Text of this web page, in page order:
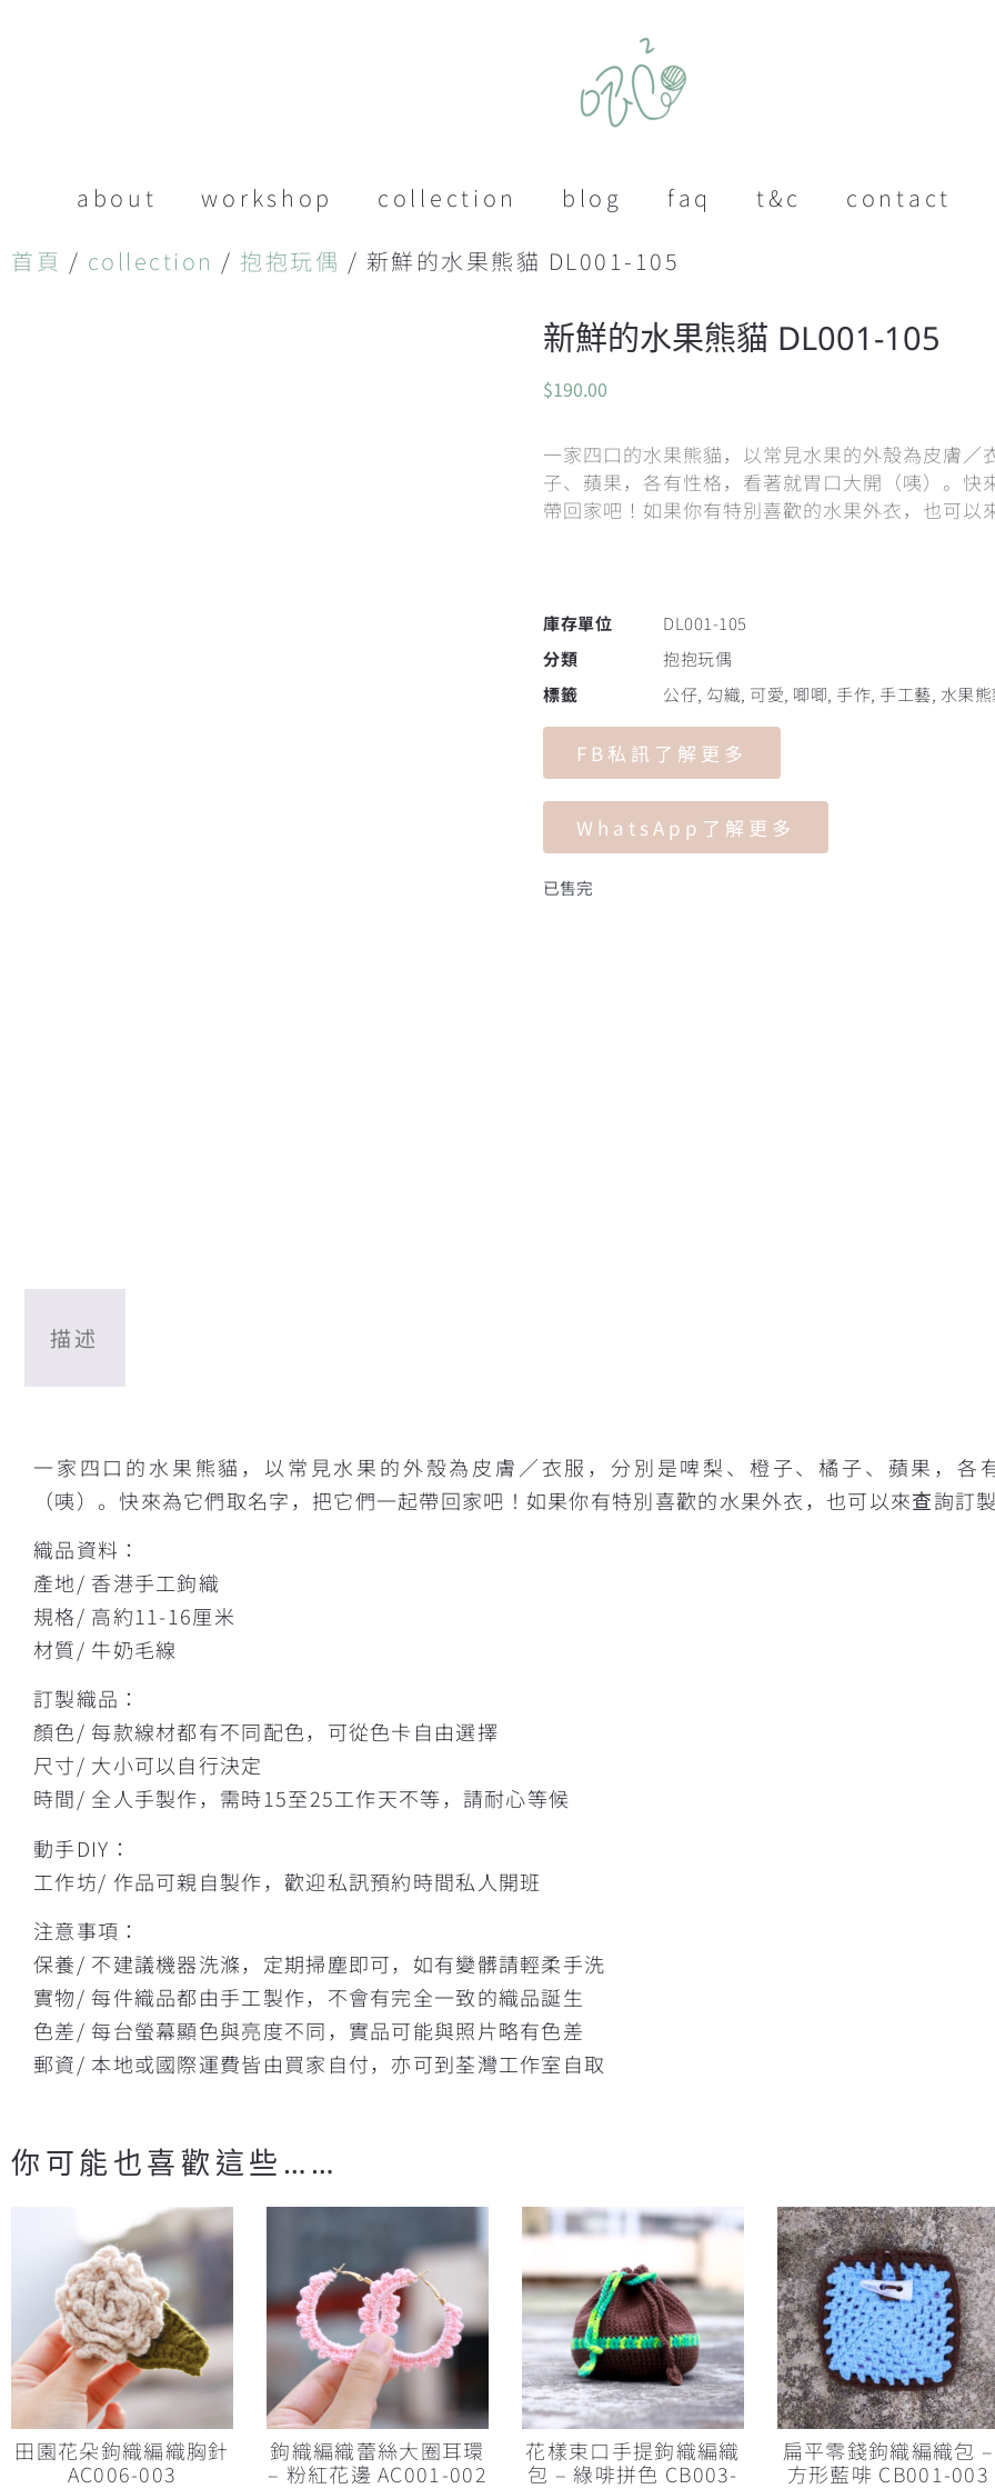
about workshop collection blog faq t&c
contact
首頁 / collection / 抱抱玩偶 / 新鮮的水果熊貓 DL001-105
新鮮的水果熊貓 DL001-105
$190.00
一家四口的水果熊貓，以常見水果的外殼為皮膚／
子、蘋果，各有性格，看著就胃口大開（咦）。快
帶回家吧！如果你有特別喜歡的水果外衣，也可以
庫存單位
DL001-105
分類
抱抱玩偶
標籤
公仔, 勾織, 可愛, 唧唧, 手作, 手工藝, 水果
FB私訊了解更多
WhatsApp了解更多
已售完
描述
一家四口的水果熊貓，以常見水果的外殼為皮膚／衣服，分別是啤梨、橙子、橘子、蘋果，各
（咦）。快來為它們取名字，把它們一起帶回家吧！如果你有特別喜歡的水果外衣，也可以來查詢訂
織品資料：
產地/ 香港手工鉤織
規格/ 高約11-16厘米
材質/ 牛奶毛線
訂製織品：
顏色/ 每款線材都有不同配色，可從色卡自由選擇
尺寸/ 大小可以自行決定
時間/ 全人手製作，需時15至25工作天不等，請耐心等候
動手DIY：
工作坊/ 作品可親自製作，歡迎私訊預約時間私人開班
注意事項：
保養/ 不建議機器洗滌，定期掃塵即可，如有變髒請輕柔手洗
實物/ 每件織品都由手工製作，不會有完全一致的織品誕生
色差/ 每台螢幕顯色與亮度不同，實品可能與照片略有色差
郵資/ 本地或國際運費皆由買家自付，亦可到荃灣工作室自取
你可能也喜歡這些……
田園花朵鉤織編織胸針
AC006-003
鉤織編織蕾絲大圈耳環
– 粉紅花邊 AC001-002
花樣束口手提鉤織編織
包 – 綠啡拼色 CB003-
扁平零錢鉤織編織包 –
方形藍啡 CB001-003